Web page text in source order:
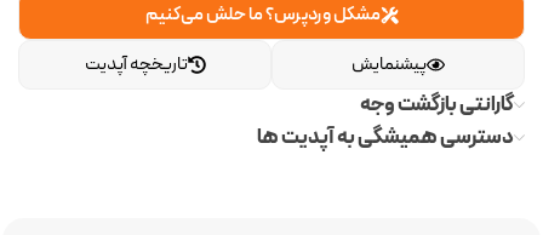
مشکل وردپرس؟ ما حلش می‌کنیم
تاریخچه آپدیت
پیشنمایش
گارانتی بازگشت وجه
دسترسی همیشگی به آپدیت ها